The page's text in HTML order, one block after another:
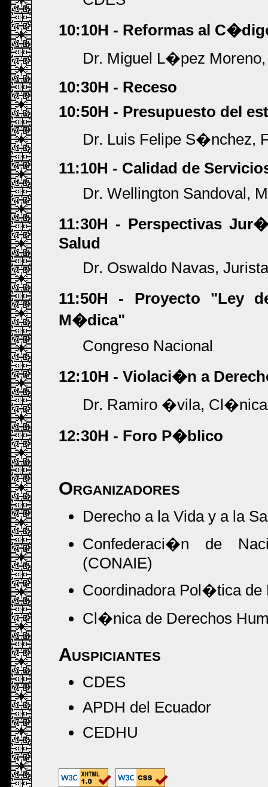
10:10H - Reformas al
Dr. Miguel L�pez
10:30H - Receso
10:50H - Presupuesto del
Dr. Luis Felipe
11:10H - Calidad de
Dr. Wellington Sandoval,
11:30H - Perspectivas
Salud
Dr. Oswaldo Navas, Jurista
11:50H - Proyecto "Ley
M�dica"
Congreso Nacional
12:10H - Violaci�n a
Dr. Ramiro �vila, Cl�nica
12:30H - Foro P�blico
Organizadores
Derecho a la Vida y a la
Confederaci�n de
(CONAIE)
Coordinadora Pol�tica de
Cl�nica de Derechos
Auspiciantes
CDES
APDH del Ecuador
CEDHU